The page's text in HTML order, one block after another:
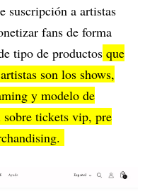
suscripción a artistas
fans de forma
tipo de productos que
son los shows,
y modelo de
tickets vip, pre